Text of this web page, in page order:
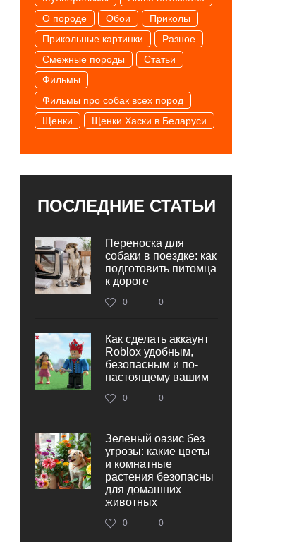
О породе
Обои
Приколы
Прикольные картинки
Разное
Смежные породы
Статьи
Фильмы
Фильмы про собак всех пород
Щенки
Щенки Хаски в Беларуси
ПОСЛЕДНИЕ СТАТЬИ
Переноска для
собаки в поездке: как
подготовить питомца
к дороге
0 0
Как сделать аккаунт
Roblox удобным,
безопасным и по-
настоящему вашим
0 0
Зеленый оазис без
угрозы: какие цветы
и комнатные
растения безопасны
для домашних
животных
0 0